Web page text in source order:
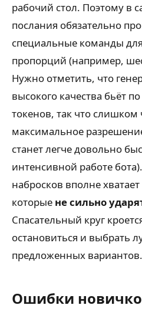
рабочий стол. Поэтому в
послания обязательно
специальные команды
пропорций (например,
Нужно отметить, что
высокого качества бьёт
токенов, так что слишком
максимальное
станет легче довольно
интенсивной работе
набросков вполне
которые не сильно
Спасательный круг
остановиться и выбрать
предложенных вариантов.
Ошибки